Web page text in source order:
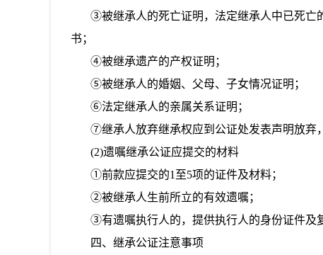
③被继承人的死亡证明，法定继承人中已死亡
书；
④被继承遗产的产权证明；
⑤被继承人的婚姻、父母、子女情况证明；
⑥法定继承人的亲属关系证明；
⑦继承人放弃继承权应到公证处发表声明放弃，
(2)遗嘱继承公证应提交的材料
①前款应提交的1至5项的证件及材料；
②被继承人生前所立的有效遗嘱；
③有遗嘱执行人的，提供执行人的身份证件及复
四、继承公证注意事项